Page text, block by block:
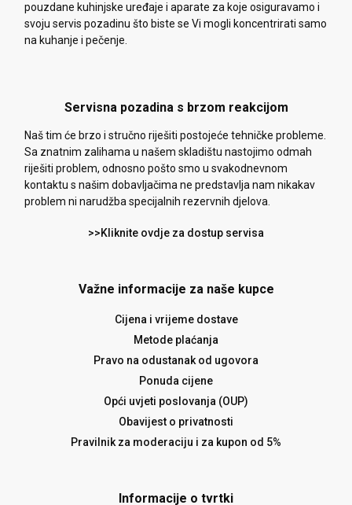
pouzdane kuhinjske uređaje i aparate za koje osiguravamo i
svoju servis pozadinu što biste se Vi mogli koncentrirati samo
na kuhanje i pečenje.
Servisna pozadina s brzom reakcijom
Naš tim će brzo i stručno riješiti postojeće tehničke probleme.
Sa znatnim zalihama u našem skladištu nastojimo odmah
riješiti problem, odnosno pošto smo u svakodnevnom
kontaktu s našim dobavljačima ne predstavlja nam nikakav
problem ni narudžba specijalnih rezervnih djelova.
>>Kliknite ovdje za dostup servisa
Važne informacije za naše kupce
Cijena i vrijeme dostave
Metode plaćanja
Pravo na odustanak od ugovora
Ponuda cijene
Opći uvjeti poslovanja (OUP)
Obavijest o privatnosti
Pravilnik za moderaciju i za kupon od 5%
Informacije o tvrtki